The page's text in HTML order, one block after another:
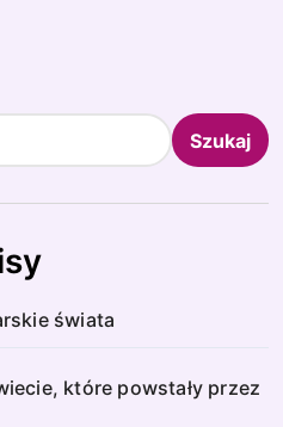
Szukaj
świata
które powstały przez